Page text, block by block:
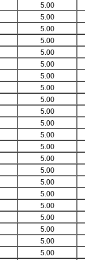
5.00
5.00
5.00
5.00
5.00
5.00
5.00
5.00
5.00
5.00
5.00
5.00
5.00
5.00
5.00
5.00
5.00
5.00
5.00
5.00
5.00
5.00